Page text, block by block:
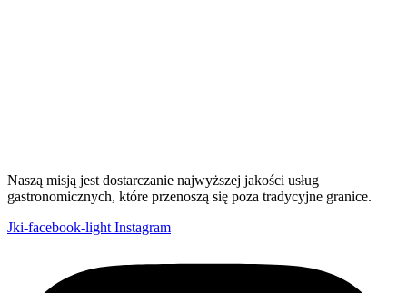
Naszą misją jest dostarczanie najwyższej jakości usług
gastronomicznych, które przenoszą się poza tradycyjne granice.
Jki-facebook-light Instagram